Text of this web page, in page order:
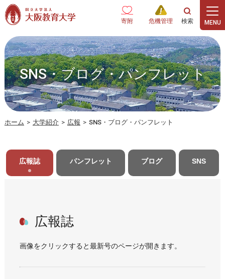
本文へ
寄附 危機管理
SNS・ブログ・パンフレット
ホーム > 大学紹介 > 広報 > SNS・ブログ・パンフレット
広報誌 パンフレット ブログ SNS
広報誌
画像をクリックすると最新号のページが開きます。